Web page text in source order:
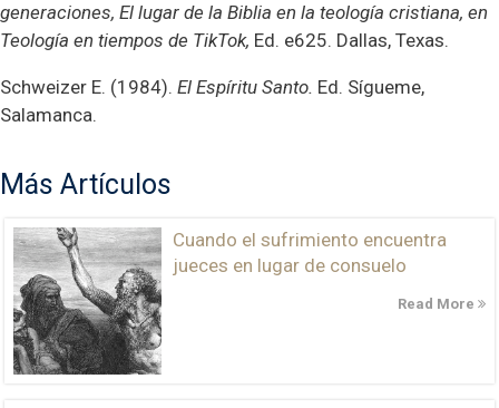
generaciones, El lugar de la Biblia en la teología cristiana, en
Teología en tiempos de TikTok, Ed. e625. Dallas, Texas.
Schweizer E. (1984). El Espíritu Santo. Ed. Sígueme,
Salamanca.
Más Artículos
Cuando el sufrimiento encuentra
jueces en lugar de consuelo
Read More